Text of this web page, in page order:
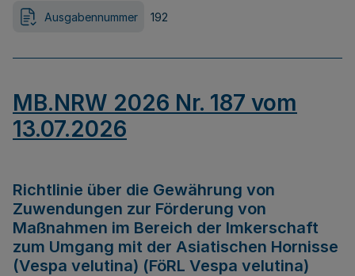
Ausgabennummer 192
MB.NRW 2026 Nr. 187 vom
13.07.2026
Richtlinie über die Gewährung von
Zuwendungen zur Förderung von
Maßnahmen im Bereich der Imkerschaft
zum Umgang mit der Asiatischen Hornisse
(Vespa velutina) (FöRL Vespa velutina)